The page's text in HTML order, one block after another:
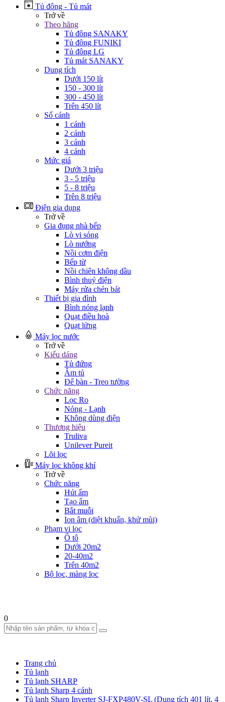
Tủ đông - Tủ mát
Trở về
Theo hãng
Tủ đông SANAKY
Tủ đông FUNIKI
Tủ đông LG
Tủ mát SANAKY
Dung tích
Dưới 150 lít
150 - 300 lít
300 - 450 lít
Trên 450 lít
Số cánh
1 cánh
2 cánh
3 cánh
4 cánh
Mức giá
Dưới 3 triệu
3 - 5 triệu
5 - 8 triệu
Trên 8 triệu
Điện gia dụng
Trở về
Gia đụng nhà bếp
Lò vi sóng
Lò nướng
Nồi cơm điện
Bếp từ
Nồi chiên không dầu
Bình thuỷ điện
Máy rửa chén bát
Thiết bị gia đình
Bình nóng lạnh
Quạt điều hoà
Quạt lửng
Máy lọc nước
Trở về
Kiểu dáng
Tủ đứng
Âm tủ
Để bàn - Treo tường
Chức năng
Lọc Ro
Nóng - Lạnh
Không dùng điện
Thương hiệu
Truliva
Unilever Pureit
Lõi lọc
Máy lọc không khí
Trở về
Chức năng
Hút ẩm
Tạo ẩm
Bắt muỗi
Ion âm (diệt khuẩn, khử mùi)
Phạm vi lọc
Ô tô
Dưới 20m2
20-40m2
Trên 40m2
Bộ lọc, màng lọc
0
Trang chủ
Tủ lạnh
Tủ lạnh SHARP
Tủ lạnh Sharp 4 cánh
Tủ lạnh Sharp Inverter SJ-FXP480V-SL (Dung tích 401 lít, 4